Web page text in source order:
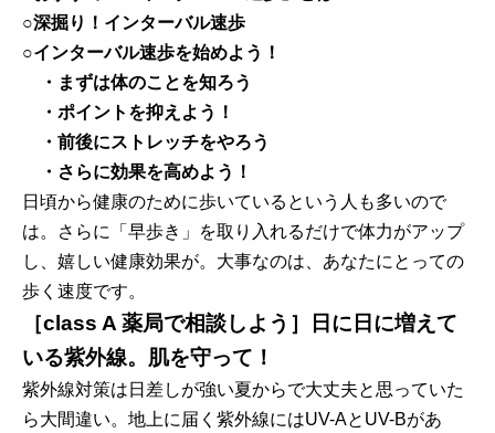
○深掘り！インターバル速歩
○インターバル速歩を始めよう！
・まずは体のことを知ろう
・ポイントを抑えよう！
・前後にストレッチをやろう
・さらに効果を高めよう！
日頃から健康のために歩いているという人も多いので
は。さらに「早歩き」を取り入れるだけで体力がアップ
し、嬉しい健康効果が。大事なのは、あなたにとっての
歩く速度です。
［class A 薬局で相談しよう］日に日に増えて
いる紫外線。肌を守って！
紫外線対策は日差しが強い夏からで大丈夫と思っていた
ら大間違い。地上に届く紫外線にはUV-AとUV-Bがあ